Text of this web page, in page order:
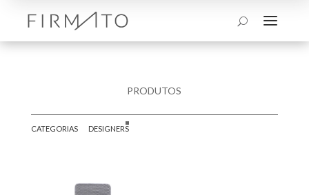
U a
PRODUTOS
CATEGORIAS DESIGNERS